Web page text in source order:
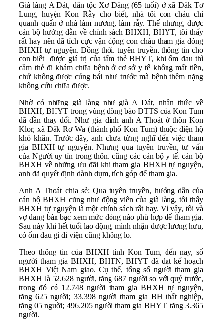
Già làng A Dát, dân tộc Xơ Đăng (65 tuổi) ở xã Đăk Tơ
Lung, huyện Kon Rẫy cho biết, nhà tôi con cháu chỉ
quanh quẩn ở nhà làm nương, làm rẫy. Thế nhưng, được
cán bộ hướng dẫn về chính sách BHXH, BHYT, tôi thấy
rất hay nên đã tích cực vận động con cháu tham gia đóng
BHXH tự nguyện. Đồng thời, tuyên truyền, thông tin cho
con biết được giá trị của tấm thẻ BHYT, khi ốm đau thì
cầm thẻ đi khám chữa bệnh ở cơ sở y tế không mất tiền,
chứ không được cúng bái như trước mà bệnh thêm nặng
không cứu chữa được.
Nhờ có những già làng như già A Dát, nhận thức về
BHXH, BHYT trong vùng đồng bào DTTS của Kon Tum
đã dần thay đổi. Như gia đình anh A Thoát ở thôn Kon
Klor, xã Đăk Rơ Wa (thành phố Kon Tum) thuộc diện hộ
khó khăn. Trước đây, anh chưa từng nghĩ đến việc tham
gia BHXH tự nguyện. Nhưng qua tuyên truyền, tư vấn
của Người uy tín trong thôn, cũng các cán bộ y tế, cán bộ
BHXH về những ưu đãi khi tham gia BHXH tự nguyện,
anh đã quyết định dành dụm, tích góp để tham gia.
Anh A Thoát chia sẻ: Qua tuyên truyền, hướng dẫn của
cán bộ BHXH cũng như động viên của già làng, tôi thấy
BHXH tự nguyện là một chính sách rất hay. Vì vậy, tôi và
vợ đang bàn bạc xem mức đóng nào phù hợp để tham gia.
Sau này khi hết tuổi lao động, mình nhận được lương hưu,
có ốm đau gì đi viện cũng không lo.
Theo thông tin của BHXH tỉnh Kon Tum, đến nay, số
người tham gia BHXH, BHTN, BHYT đã đạt kế hoạch
BHXH Việt Nam giao. Cụ thể, tổng số người tham gia
BHXH là 52.628 người, tăng 687 người so với quý trước,
trong đó có 12.748 người tham gia BHXH tự nguyện,
tăng 625 người; 33.398 người tham gia BH thất nghiệp,
tăng 05 người; 496.205 người tham gia BHYT, tăng 3.365
người.